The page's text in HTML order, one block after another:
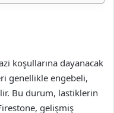
koşullarına dayanacak
genellikle engebeli,
Bu durum, lastiklerin
gelişmiş